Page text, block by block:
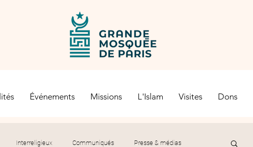
Événements Missions L'Islam Visites Dons
Interreligieux Communiqués Presse & médias